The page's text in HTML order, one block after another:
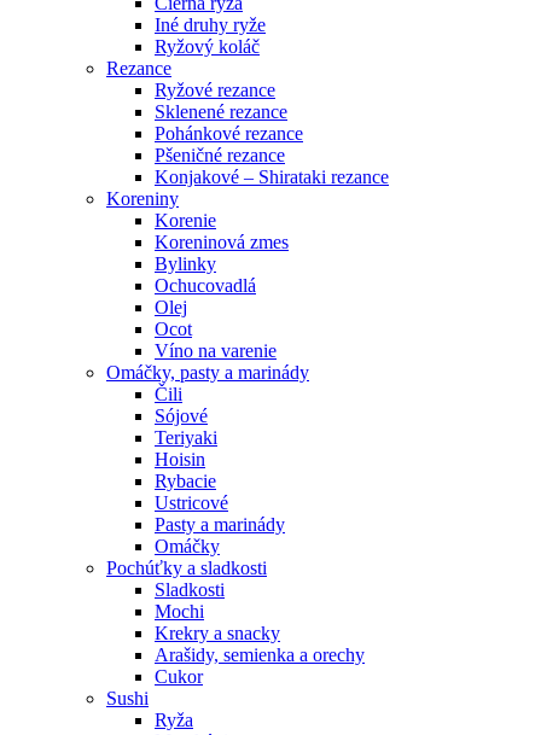
Iné druhy ryže
Ryžový koláč
Rezance
Ryžové rezance
Sklenené rezance
Pohánkové rezance
Pšeničné rezance
Konjakové – Shirataki rezance
Koreniny
Korenie
Koreninová zmes
Bylinky
Ochucovadlá
Olej
Ocot
Víno na varenie
Omáčky, pasty a marinády
Čili
Sójové
Teriyaki
Hoisin
Rybacie
Ustricové
Pasty a marinády
Omáčky
Pochúťky a sladkosti
Sladkosti
Mochi
Krekry a snacky
Arašidy, semienka a orechy
Cukor
Sushi
Ryža